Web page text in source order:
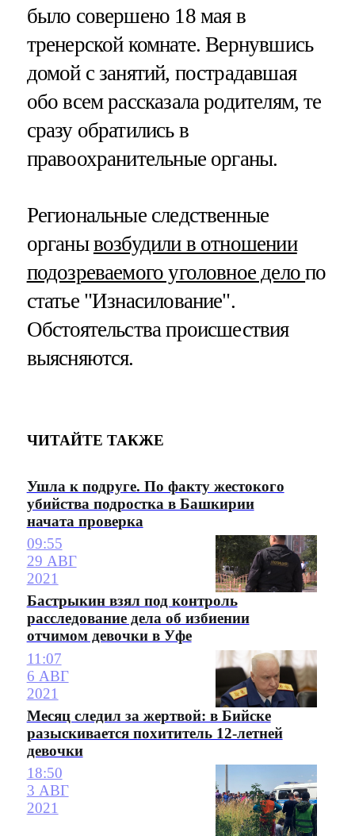
было совершено 18 мая в
тренерской комнате. Вернувшись
домой с занятий, пострадавшая
обо всем рассказала родителям, те
сразу обратились в
правоохранительные органы.
Региональные следственные
органывозбудили в отношении
подозреваемого уголовное делопо
статье "Изнасилование".
Обстоятельства происшествия
выясняются.
ЧИТАЙТЕ ТАКЖЕ
Ушла к подруге. По факту жестокого
убийства подростка в Башкирии
начата проверка
09:55
29 АВГ
2021
Бастрыкин взял под контроль
расследование дела об избиении
отчимом девочки в Уфе
11:07
6 АВГ
2021
Месяц следил за жертвой: в Бийске
разыскивается похититель 12-летней
девочки
18:50
3 АВГ
2021